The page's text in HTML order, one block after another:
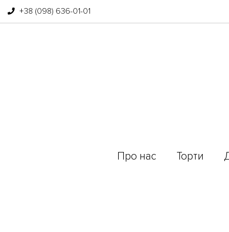
+38 (098) 636-01-01
Про нас Торти